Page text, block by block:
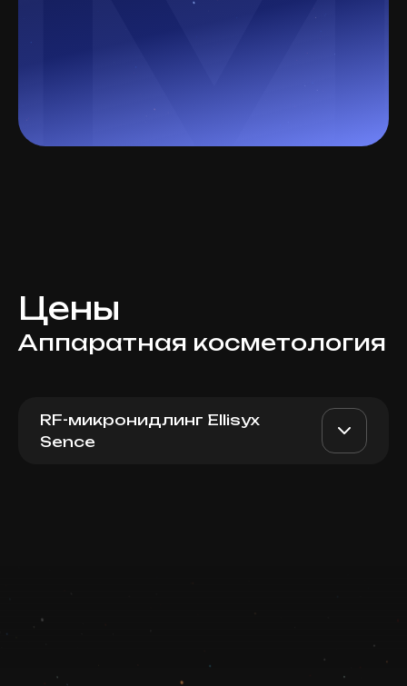
Цены
Аппаратная косметология
RF-микронидлинг Ellisyx
Sence